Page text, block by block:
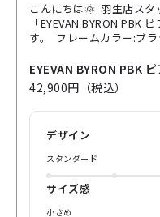
こんにちは🌞 羽生店スタ
「EYEVAN BYRON PBK
す。 フレームカラー:ブ
ふっくらとした厚みのア
す。 こちらのフレームは
ありつつ 金属の装飾でゴ
鼻盛り（鼻が当たる部分
い所ですよね☺️ サイズは
っかりと掛け具合だと感
ーレンズ等ご対応してお
ームになります👫 大変人
のでこれ一つで決まりま
は取り扱いパリミキ店舗
EYEVAN BYRON PBK
42,900円（税込）
デザイン
スタンダード
サイズ感
小さめ